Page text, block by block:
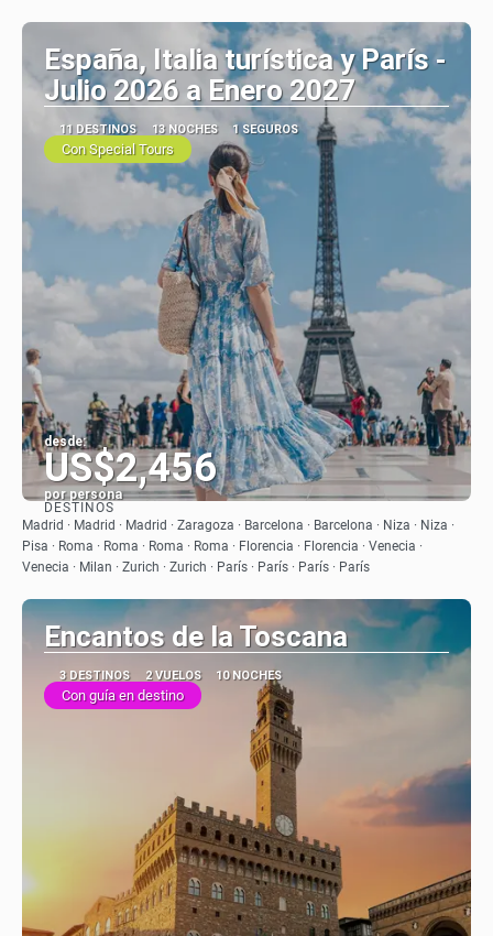
España, Italia turística y París -
Julio 2026 a Enero 2027
11 DESTINOS 13 NOCHES 1 SEGUROS
Con Special Tours
desde:
US$2,456
por persona
Ver
DESTINOS
Madrid · Madrid · Madrid · Zaragoza · Barcelona · Barcelona · Niza · Niza ·
Pisa · Roma · Roma · Roma · Roma · Florencia · Florencia · Venecia ·
Venecia · Milan · Zurich · Zurich · París · París · París · París
Encantos de la Toscana
3 DESTINOS 2 VUELOS 10 NOCHES
Con guía en destino